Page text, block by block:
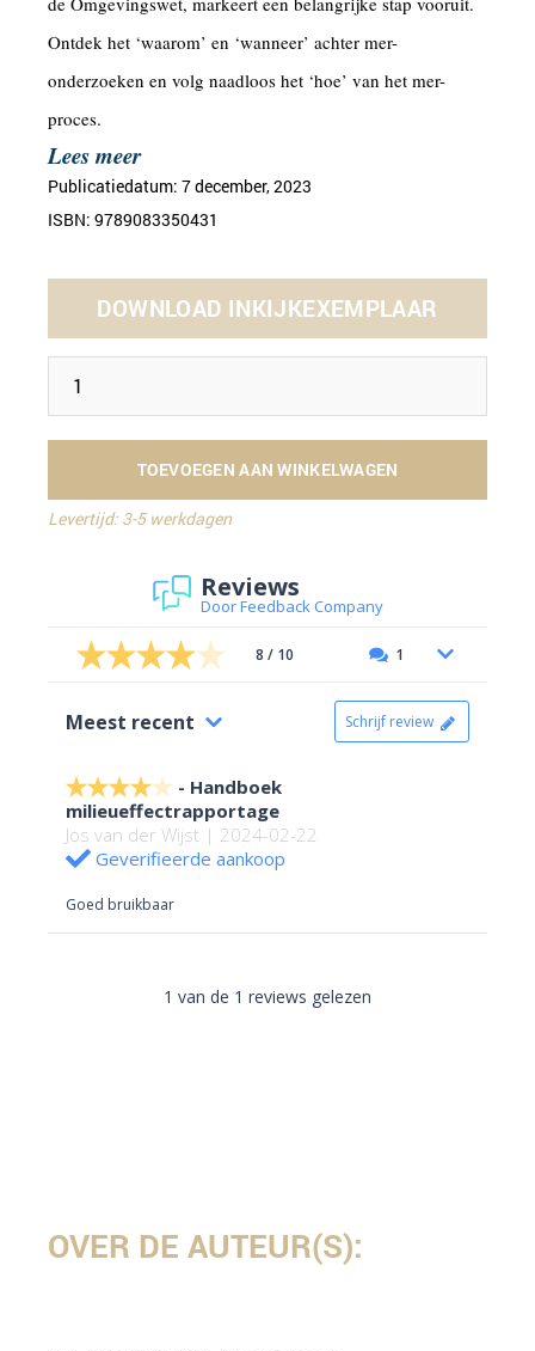
Ontdek het ‘waarom’ en ‘wanneer’ achter mer-
onderzoeken en volg naadloos het ‘hoe’ van het mer-
proces.
Lees meer
Publicatiedatum: 7 december, 2023
ISBN: 9789083350431
DOWNLOAD INKIJKEXEMPLAAR
TOEVOEGEN AAN WINKELWAGEN
Levertijd: 3-5 werkdagen
Reviews
Door Feedback Company
8 / 10 1
Meest recent Schrijf review
Handboek
milieueffectrapportage
Jos van der Wijst | 2024-02-22
Geverifieerde aankoop
Goed bruikbaar
1 van de 1 reviews gelezen
OVER DE AUTEUR(S):